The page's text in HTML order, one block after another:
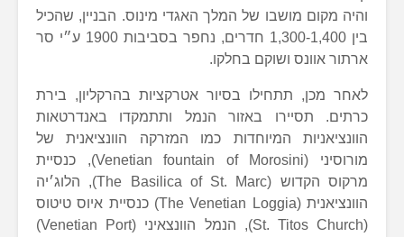
והיה מקום מושבו של המלך האגדי מינוס. הבניין, שהכיל
בין 1,300-1,400 חדרים, נחפר בסביבות 1900 ע״י סר
ארתור אוונס ושוקם בחלקו.
לאחר מכן, תתחילו בסיור אטרקציות בהרקליון, בירת
כרתים. תסיירו באזור הנמל ותתמקדו באנדרטאות
הוונציאניות המיוחדות כמו המזרקה הוונציאנית של
מורוסיני (Venetian fountain of Morosini), כנסיית
מרקוס הקדוש (The Basilica of St. Marc), הלוג׳יה
הוונציאנית (The Venetian Loggia) כנסיית איוס טיטוס
(St. Titos Church), הנמל הוונצאיני (Venetian Port)